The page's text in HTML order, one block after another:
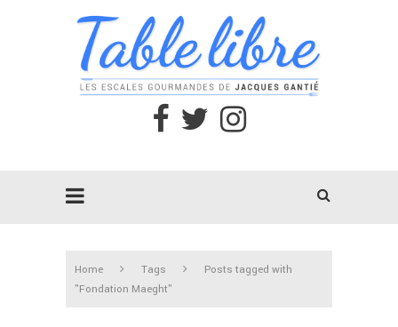
Home Tags
Posts tagged with
"Fondation Maeght"